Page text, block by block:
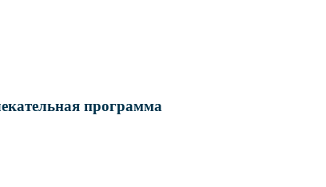
программа